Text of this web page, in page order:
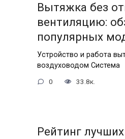
Вытяжка без
вентиляцию:
популярных
Устройство и работа
воздуховодом Система
0 33.8к.
Рейтинг